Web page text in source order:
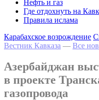
Нефть и газ
Где отдохнуть на
Правила ислама
Карабахское возрождение
Вестник Кавказа — Все
Азербайджан
в проекте
газопровода